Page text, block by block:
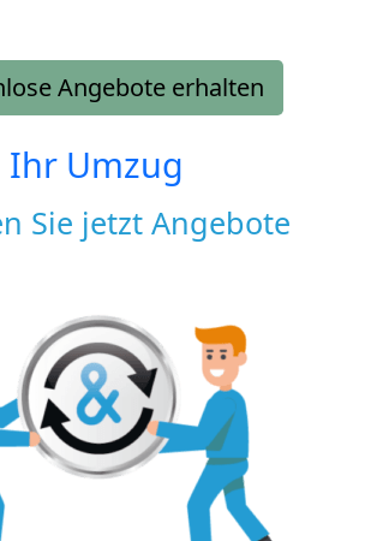
Angebote erhalten
Ihr Umzug
Sie jetzt Angebote